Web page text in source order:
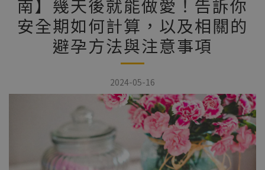
南】幾天後就能做愛！告訴你
安全期如何計算，以及相關的
避孕方法與注意事項
2024-05-16